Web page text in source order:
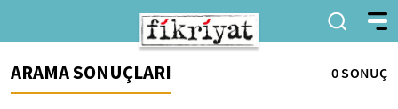
ARAMA SONUÇLARI 0 SONUÇ